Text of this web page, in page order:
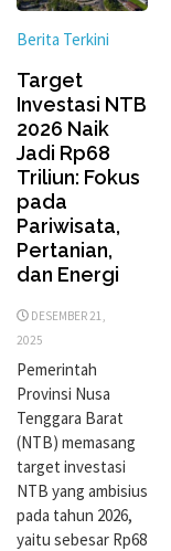
Berita Terkini
Target
Investasi NTB
2026 Naik
Jadi Rp68
Triliun: Fokus
pada
Pariwisata,
Pertanian,
dan Energi
DESEMBER 21,
2025
Pemerintah
Provinsi Nusa
Tenggara Barat
(NTB) memasang
target investasi
NTB yang ambisius
pada tahun 2026,
yaitu sebesar Rp68